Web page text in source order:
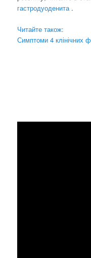
гастродуоденита .
Читайте також:
Симптоми 4 клінічних